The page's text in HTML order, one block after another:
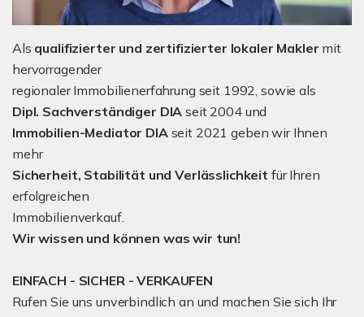
Als qualifizierter und zertifizierter lokaler Makler mit
hervorragender
regionaler Immobilienerfahrung seit 1992, sowie als
Dipl. Sachverständiger DIAseit 2004 und
Immobilien-Mediator DIAseit 2021 geben wir Ihnen
mehr
Sicherheit, Stabilität und Verlässlichkeit für Ihren
erfolgreichen
Immobilienverkauf.
Wir wissen und können was wir tun!
EINFACH - SICHER - VERKAUFEN
Rufen Sie uns unverbindlich an und machen Sie sich Ihr